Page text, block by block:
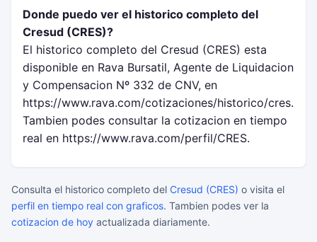
Donde puedo ver el historico completo del
Cresud (CRES)?
El historico completo del Cresud (CRES) esta
disponible en Rava Bursatil, Agente de Liquidacion
y Compensacion Nº 332 de CNV, en
https://www.rava.com/cotizaciones/historico/cres.
Tambien podes consultar la cotizacion en tiempo
real en https://www.rava.com/perfil/CRES.
Consulta el historico completo del Cresud (CRES) o visita el
perfil en tiempo real con graficos. Tambien podes ver la
cotizacion de hoy actualizada diariamente.